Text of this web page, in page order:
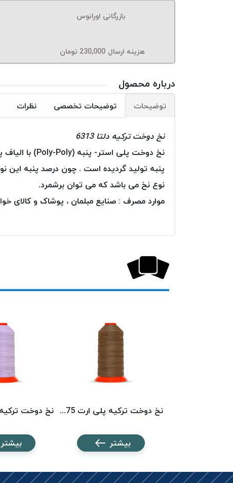
بازرگانی اورانوس
هزینه ارسال 230,000 تومان
درباره محصول
توضیحات توضیحات تخصصی نظرات
نخ دوخت ترکیه دلتا 6313
نوع نخ می باشد که می توان برشمرد.
موارد مصرف : صنایع مبلمان ، پوشاک و کالای
نخ دوخت ترکیه پلی ارت 1575 POLYART
بیشتر بیشتر